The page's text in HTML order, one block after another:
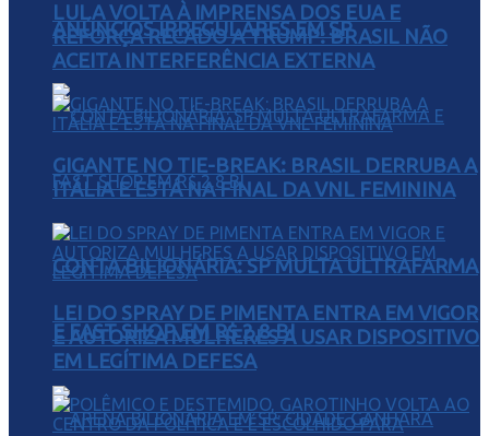
ANÚNCIOS IRREGULARES EM SP
CONTA BILIONÁRIA: SP MULTA ULTRAFARMA
E FAST SHOP EM R$ 2,8 BI
LULA VOLTA À IMPRENSA DOS EUA E
REFORÇA RECADO A TRUMP: BRASIL NÃO
ACEITA INTERFERÊNCIA EXTERNA
GIGANTE NO TIE-BREAK: BRASIL DERRUBA A
ITÁLIA E ESTÁ NA FINAL DA VNL FEMININA
LEI DO SPRAY DE PIMENTA ENTRA EM VIGOR
E AUTORIZA MULHERES A USAR DISPOSITIVO
EM LEGÍTIMA DEFESA